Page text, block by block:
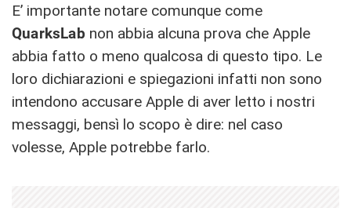
E’ importante notare comunque come
QuarksLab non abbia alcuna prova che Apple
abbia fatto o meno qualcosa di questo tipo. Le
loro dichiarazioni e spiegazioni infatti non sono
intendono accusare Apple di aver letto i nostri
messaggi, bensì lo scopo è dire: nel caso
volesse, Apple potrebbe farlo.